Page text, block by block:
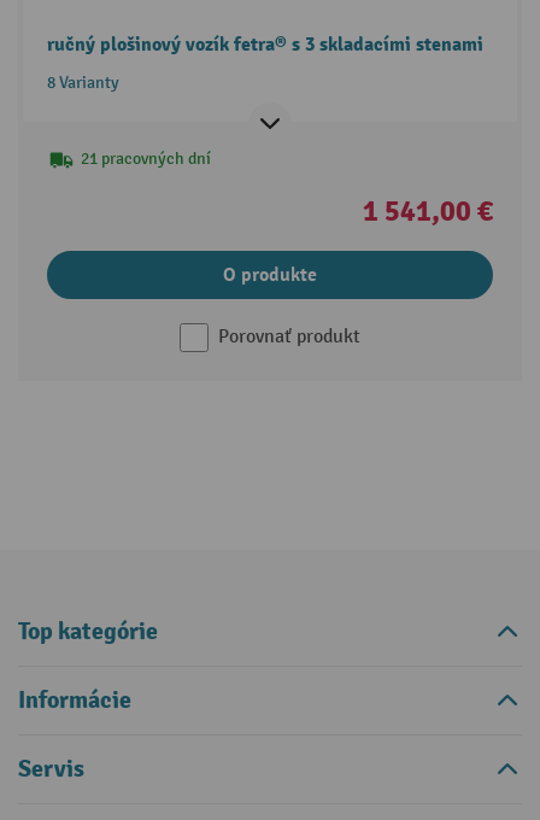
ručný plošinový vozík fetra® s 3 skladacími stenami
8 Varianty
21 pracovných dní
1 541,00 €
O produkte
Porovnať produkt
Top kategórie
Informácie
Servis